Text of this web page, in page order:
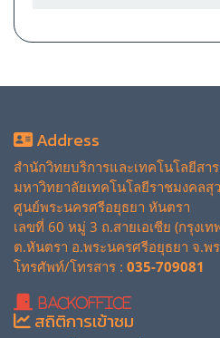
Address
สำนักวิทยบริการและเทคโนโลยีสา
มหาวิทยาลัยเทคโนโลยีราชมงคล
ศูนย์พระนครศรีอยุธยา หันตรา
เลขที่ 60 หมู่ 3 ถ.สายเอเซีย (กรุงเ
ต.หันตรา อ.พระนครศรีอยุธยา จ.พ
โทรศัพท์/โทรสาร : 035-709081
BackOffice
สถิติการเข้าชม